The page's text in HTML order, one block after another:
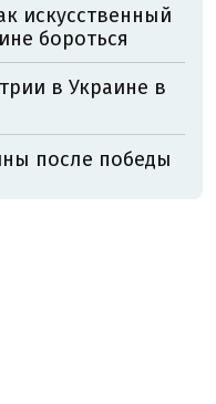
искусственный
бороться
в Украине в
после победы